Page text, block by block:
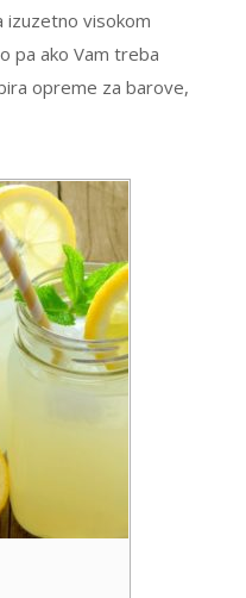
izuzetno visokom
pa ako Vam treba
opreme za barove,